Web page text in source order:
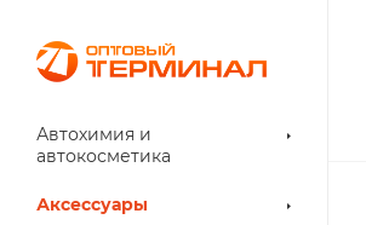
Автохимия и
автокосметика
Аксессуары